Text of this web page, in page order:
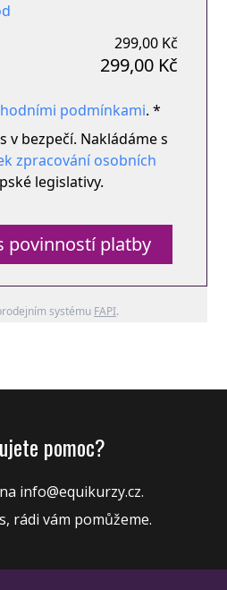
299,00 Kč
299,00 Kč
podmínkami. *
v bezpečí. Nakládáme s
zpracování osobních
legislativy.
povinností platby
systému FAPI.
pomoc?
info@equikurzy.cz.
rádi vám pomůžeme.